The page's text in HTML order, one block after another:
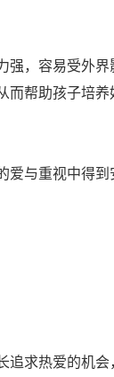
，容易受外界
而帮助孩子培
与重视中得到
求热爱的机会